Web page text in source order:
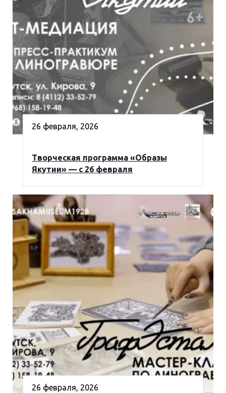
26 февраля, 2026
Творческая программа «Образы
Якутии» — с 26 февраля
26 февраля, 2026